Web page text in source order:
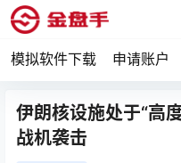
模拟软件下载 申请账户
伊朗核设施处于“高
战机袭击